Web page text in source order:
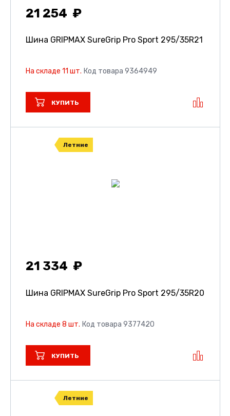
21 254
Шина GRIPMAX SureGrip Pro Sport 295/35R21
На складе 11 шт. Код товара 9364949
КУПИТЬ
Летние
21 334
Шина GRIPMAX SureGrip Pro Sport 295/35R20
На складе 8 шт. Код товара 9377420
КУПИТЬ
Летние